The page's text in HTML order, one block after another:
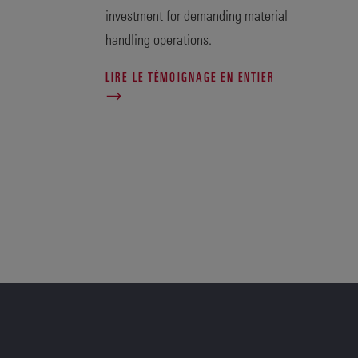
investment for demanding material
handling operations.
LIRE LE TÉMOIGNAGE EN ENTIER